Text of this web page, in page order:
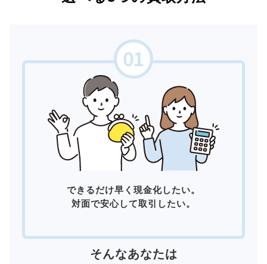
できるだけ早く現金化したい。
対面で安心して取引したい。
そんなあなたは